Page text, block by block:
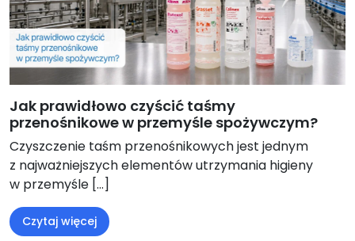
Jak prawidłowo czyścić taśmy
przenośnikowe w przemyśle spożywczym?
Czyszczenie taśm przenośnikowych jest jednym
z najważniejszych elementów utrzymania higieny
w przemyśle […]
Czytaj więcej